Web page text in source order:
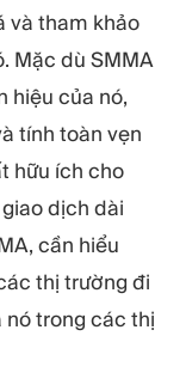
và tham khảo
Mặc dù SMMA
hiệu của nó,
tính toàn vẹn
hữu ích cho
dịch dài
cần hiểu
thị trường đi
nó trong các thị